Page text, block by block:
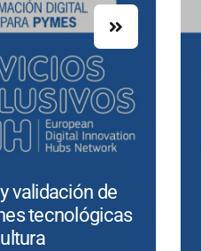
validación de
tecnológicas